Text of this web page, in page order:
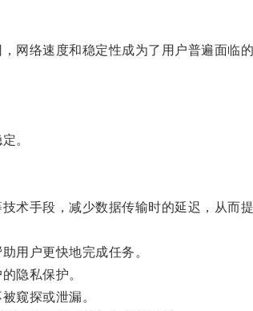
络速度和稳定性成为了用户普遍面临的
。
手段，减少数据传输时的延迟，从而
用户更快地完成任务。
隐私保护。
窥探或泄漏。